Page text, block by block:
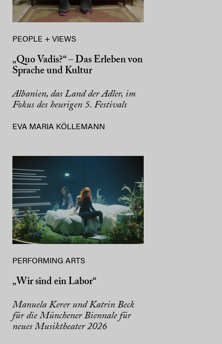
PEOPLE + VIEWS
„Quo Vadis?“ – Das Erleben von
Sprache und Kultur
Albanien, das Land der Adler, im
Fokus des heurigen 5. Festivals
EVA MARIA KÖLLEMANN
PERFORMING ARTS
„Wir sind ein Labor“
Manuela Kerer und Katrin Beck
für die Münchener Biennale für
neues Musiktheater 2026